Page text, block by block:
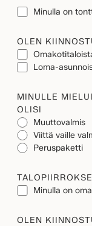
TONTTIMinulla on
OLEN
Loma-
MINULLE
OLISI
Muuttovalmis
Viittä vaille
Peruspaketti
Minulla on
OLEN